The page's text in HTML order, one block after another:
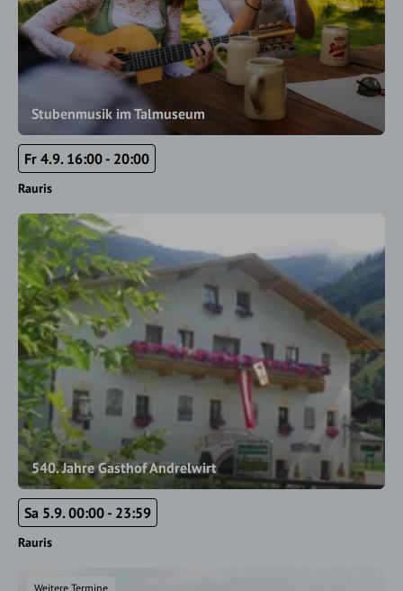
Stubenmusik im Talmuseum
Fr 4.9. 16:00 - 20:00
Rauris
540. Jahre Gasthof Andrelwirt
Sa 5.9. 00:00 - 23:59
Rauris
Weitere Termine